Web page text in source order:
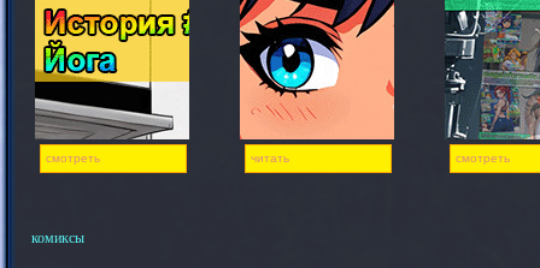
смотреть читать смотреть
комиксы